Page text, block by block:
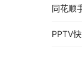
同花顺
PPTV